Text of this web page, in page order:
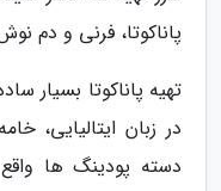
پاناکوتا، فرنی و دم
تهیه پاناکوتا بسیار
در زبان ایتالیایی،
دسته پودینگ ها